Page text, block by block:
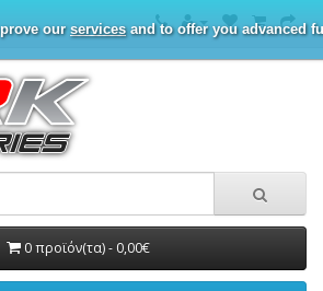
our servicesand to offer you advanced
0 προϊόν(τα) - 0,00€